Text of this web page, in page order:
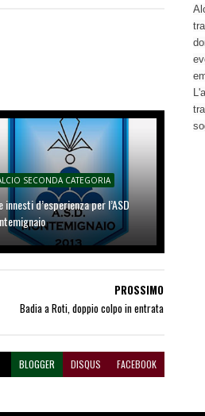
SECONDA CATEGORIA
innesti d’esperienza per l’ASD
PROSSIMO
Badia a Roti, doppio colpo in entrata
BLOGGER DISQUS FACEBOOK